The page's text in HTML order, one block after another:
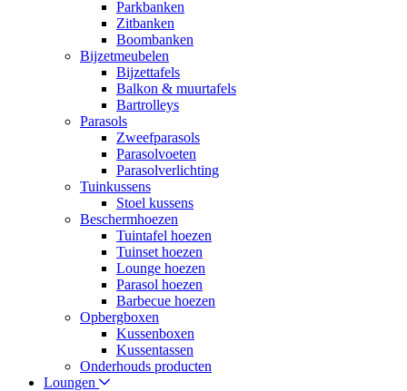
Parkbanken
Zitbanken
Boombanken
Bijzetmeubelen
Bijzettafels
Balkon & muurtafels
Bartrolleys
Parasols
Zweefparasols
Parasolvoeten
Parasolverlichting
Tuinkussens
Stoel kussens
Beschermhoezen
Tuintafel hoezen
Tuinset hoezen
Lounge hoezen
Parasol hoezen
Barbecue hoezen
Opbergboxen
Kussenboxen
Kussentassen
Onderhouds producten
Loungen